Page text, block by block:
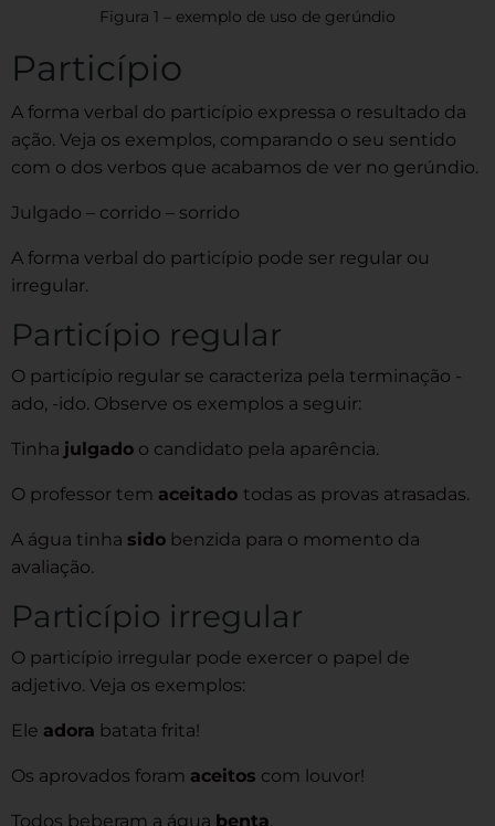
Figura 1 – exemplo de uso de gerúndio
Particípio
A forma verbal do particípio expressa o resultado da
ação. Veja os exemplos, comparando o seu sentido
com o dos verbos que acabamos de ver no gerúndio.
Julgado – corrido – sorrido
A forma verbal do particípio pode ser regular ou
irregular.
Particípio regular
O particípio regular se caracteriza pela terminação -
ado, -ido. Observe os exemplos a seguir:
Tinha julgado o candidato pela aparência.
O professor tem aceitado todas as provas atrasadas.
A água tinha sido benzida para o momento da
avaliação.
Particípio irregular
O particípio irregular pode exercer o papel de
adjetivo. Veja os exemplos:
Ele adora batata frita!
Os aprovados foram aceitos com louvor!
Todos beberam a água benta.